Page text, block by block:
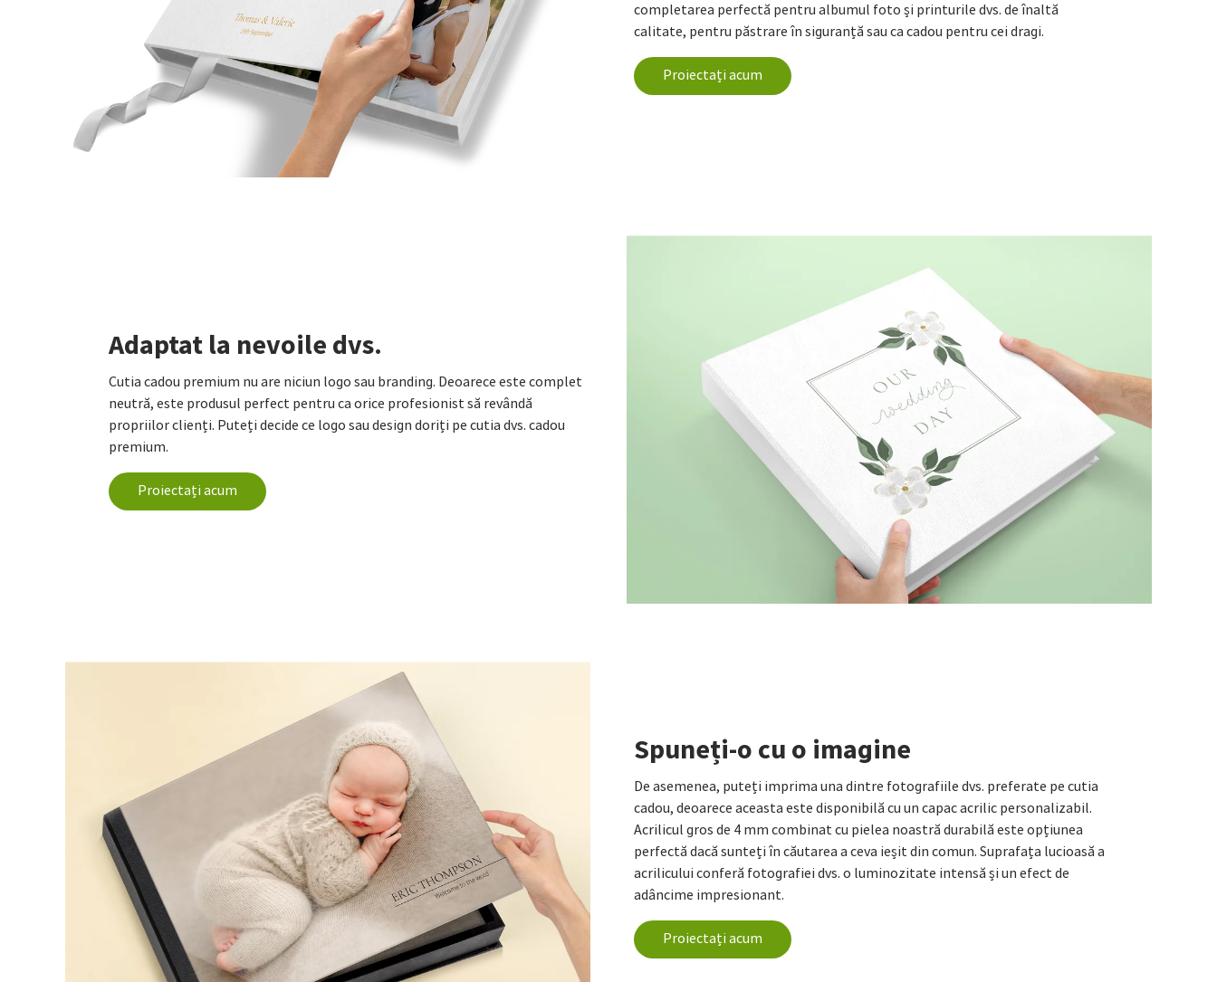
completarea perfectă pentru albumul foto și printurile dvs. de înaltă
calitate, pentru păstrare în siguranță sau ca cadou pentru cei dragi.
Proiectați acum
Adaptat la nevoile dvs.
Cutia cadou premium nu are niciun logo sau branding. Deoarece este complet
neutră, este produsul perfect pentru ca orice profesionist să revândă
propriilor clienți. Puteți decide ce logo sau design doriți pe cutia dvs. cadou
premium.
Proiectați acum
Spuneți-o cu o imagine
De asemenea, puteți imprima una dintre fotografiile dvs. preferate pe cutia
cadou, deoarece aceasta este disponibilă cu un capac acrilic personalizabil.
Acrilicul gros de 4 mm combinat cu pielea noastră durabilă este opțiunea
perfectă dacă sunteți în căutarea a ceva ieșit din comun. Suprafața lucioasă a
acrilicului conferă fotografiei dvs. o luminozitate intensă și un efect de
adâncime impresionant.
Proiectați acum